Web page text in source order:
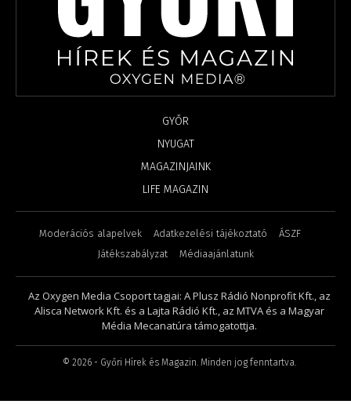
GYŐR
NYUGAT
MAGAZINJAINK
LIFE MAGAZIN
Moderációs alapelvek Adatkezelési tájékoztató
ÁSZF
Játékszabályzat
Médiaajánlatunk
Az Oxygen Media Csoport tagjai: A Plusz Rádió Nonprofit Kft., az
Alisca Network Kft. és a Lajta Rádió Kft., az MTVA és a Magyar
Média Mecanatúra támogatottja.
© 2026 - Győri Hírek és Magazin. Minden jog fenntartva.